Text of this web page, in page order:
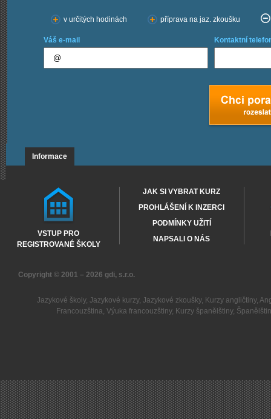
v určitých hodinách příprava na jaz. zkoušku
Váš e-mail Kontaktní
Informace
VSTUP PRO
REGISTROVANÉ ŠKOLY
JAK SI VYBRAT KURZ
PROHLÁŠENÍ K INZERCI
PODMÍNKY UŽITÍ
NAPSALI O NÁS
Copyright © 2001 – 2026 gdi, s.r.o.
Jazykové školy, Jazykové kurzy, Jazykové zkoušky, Kurzy angličtiny,
Francouzština,Výuka francouzštiny, Kurzy španělštiny,